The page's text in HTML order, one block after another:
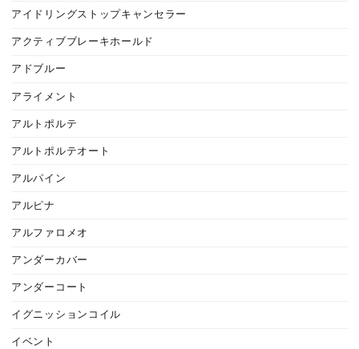
アイドリングストップキャンセラー
アクティブブレーキホールド
アドブルー
アライメント
アルトポルテ
アルトポルテオート
アルパイン
アルピナ
アルファロメオ
アンダーカバー
アンダーコート
イグニッションコイル
イベント